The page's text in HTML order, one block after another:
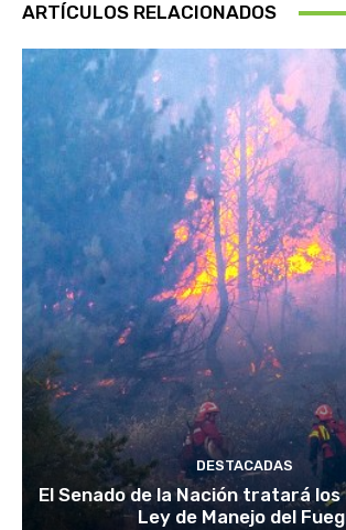
ARTÍCULOS RELACIONADOS
DESTACADAS
El Senado de la Nación tratará los
Ley de Manejo del